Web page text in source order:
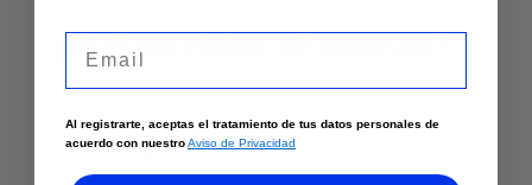
¿Qué servicios ofrecemos?
Cirugia Vascular
Al registrarte, aceptas el tratamiento de tus datos personales de
acuerdo con nuestroAviso de Privacidad